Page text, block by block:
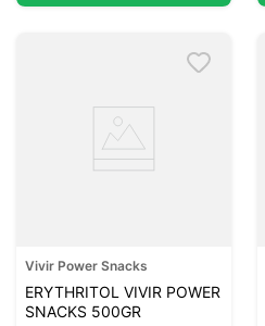
Vivir Power Snacks
ERYTHRITOL VIVIR POWER
SNACKS 500GR